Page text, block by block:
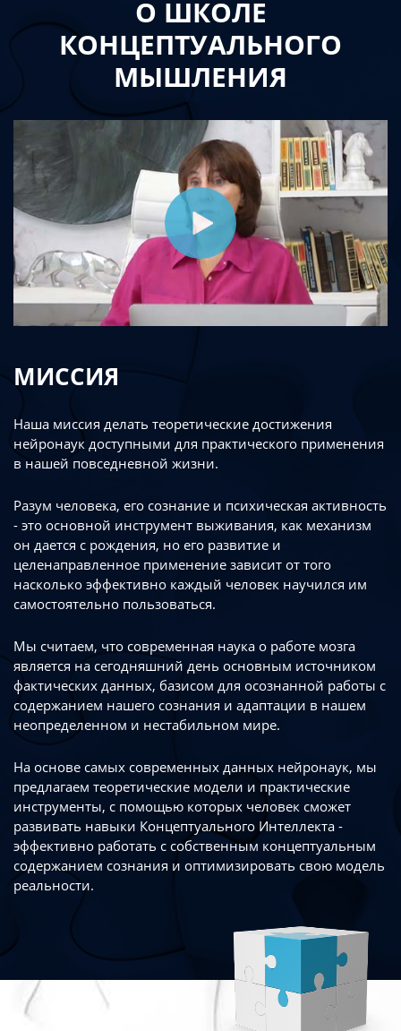
О ШКОЛЕ
КОНЦЕПТУАЛЬНОГО
МЫШЛЕНИЯ
МИССИЯ
Наша миссия делать теоретические достижения
нейронаук доступными для практического применения
в нашей повседневной жизни.
Разум человека, его сознание и психическая активность
- это основной инструмент выживания, как механизм
он дается с рождения, но его развитие и
целенаправленное применение зависит от того
насколько эффективно каждый человек научился им
самостоятельно пользоваться.
Мы считаем, что современная наука о работе мозга
является на сегодняшний день основным источником
фактических данных, базисом для осознанной работы с
содержанием нашего сознания и адаптации в нашем
неопределенном и нестабильном мире.
На основе самых современных данных нейронаук, мы
предлагаем теоретические модели и практические
инструменты, с помощью которых человек сможет
развивать навыки Концептуального Интеллекта -
эффективно работать с собственным концептуальным
содержанием сознания и оптимизировать свою модель
реальности.